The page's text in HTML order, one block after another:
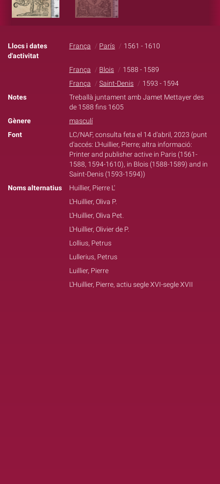
Llocs i dates
d'activitat
França París 1561 - 1610
França Blois
1588 - 1589
França
Saint-Denis
1593 - 1594
Notes
Treballà juntament amb Jamet Mettayer des
de 1588 fins 1605
Gènere
masculí
Font
LC/NAF, consulta feta el 14 d'abril, 2023 (punt
d'accés: L’Huillier, Pierre; altra informació:
Printer and publisher active in Paris (1561-
1588, 1594-1610), in Blois (1588-1589) and in
Saint-Denis (1593-1594))
Noms alternatius
Huillier, Pierre L'
L’Huillier, Oliva P.
L’Huillier, Oliva Pet.
L’Huillier, Olivier de P.
Lollius, Petrus
Lullerius, Petrus
Luillier, Pierre
L'Huillier, Pierre, actiu segle XVI-segle XVII